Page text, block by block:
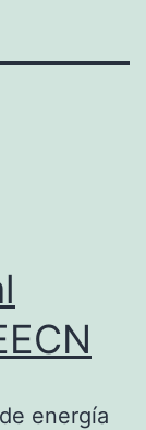
energía